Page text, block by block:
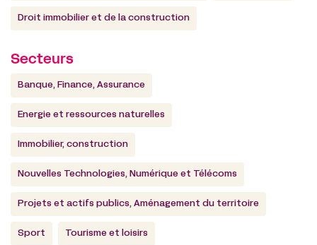
Droit immobilier et de la construction
Secteurs
Banque, Finance, Assurance
Energie et ressources naturelles
Immobilier, construction
Nouvelles Technologies, Numérique et Télécoms
Projets et actifs publics, Aménagement du territoire
Sport Tourisme et loisirs